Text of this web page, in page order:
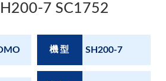
7 SC1752
機型 SH200-7